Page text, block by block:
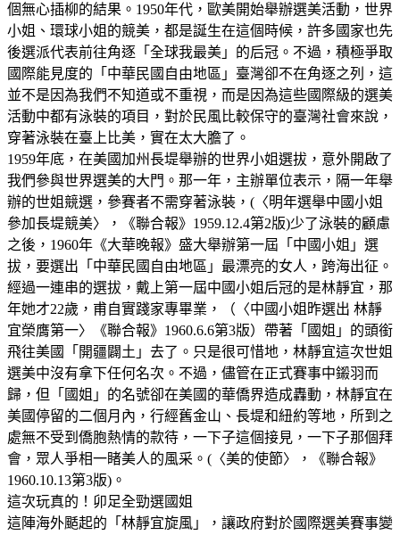
個無心插柳的結果。1950年代，歐美開始舉辦選美活動，世界
小姐、環球小姐的競美，都是誕生在這個時候，許多國家也先
後選派代表前往角逐「全球我最美」的后冠。不過，積極爭取
國際能見度的「中華民國自由地區」臺灣卻不在角逐之列，這
並不是因為我們不知道或不重視，而是因為這些國際級的選美
活動中都有泳裝的項目，對於民風比較保守的臺灣社會來說，
穿著泳裝在臺上比美，實在太大膽了。
1959年底，在美國加州長堤舉辦的世界小姐選拔，意外開啟了
我們參與世界選美的大門。那一年，主辦單位表示，隔一年舉
辦的世姐競選，參賽者不需穿著泳裝，(〈明年選舉中國小姐
參加長堤競美〉，《聯合報》1959.12.4第2版)少了泳裝的顧慮
之後，1960年《大華晚報》盛大舉辦第一屆「中國小姐」選
拔，要選出「中華民國自由地區」最漂亮的女人，跨海出征。
經過一連串的選拔，戴上第一屆中國小姐后冠的是林靜宜，那
年她才22歲，甫自實踐家專畢業，（〈中國小姐昨選出 林靜
宜榮膺第一〉《聯合報》1960.6.6第3版）帶著「國姐」的頭銜
飛往美國「開疆闢土」去了。只是很可惜地，林靜宜這次世姐
選美中沒有拿下任何名次。不過，儘管在正式賽事中鎩羽而
歸，但「國姐」的名號卻在美國的華僑界造成轟動，林靜宜在
美國停留的二個月內，行經舊金山、長堤和紐約等地，所到之
處無不受到僑胞熱情的款待，一下子這個接見，一下子那個拜
會，眾人爭相一睹美人的風采。(〈美的使節〉，《聯合報》
1960.10.13第3版)。
這次玩真的！卯足全勁選國姐
這陣海外颳起的「林靜宜旋風」，讓政府對於國際選美賽事變